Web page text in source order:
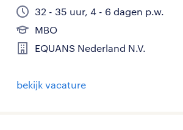
32 - 35 uur, 4 - 6 dagen p.w.
MBO
EQUANS Nederland N.V.
bekijk vacature